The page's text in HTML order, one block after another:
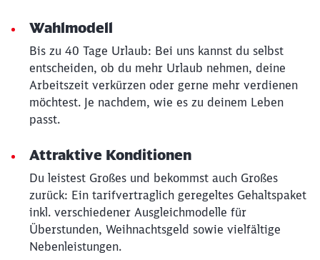
Wahlmodell
Bis zu 40 Tage Urlaub: Bei uns kannst du selbst
entscheiden, ob du mehr Urlaub nehmen, deine
Arbeitszeit verkürzen oder gerne mehr verdienen
möchtest. Je nachdem, wie es zu deinem Leben
passt.
Attraktive Konditionen
Du leistest Großes und bekommst auch Großes
zurück: Ein tarifvertraglich geregeltes Gehaltspaket
inkl. verschiedener Ausgleichmodelle für
Überstunden, Weihnachtsgeld sowie vielfältige
Nebenleistungen.
Abbrechen